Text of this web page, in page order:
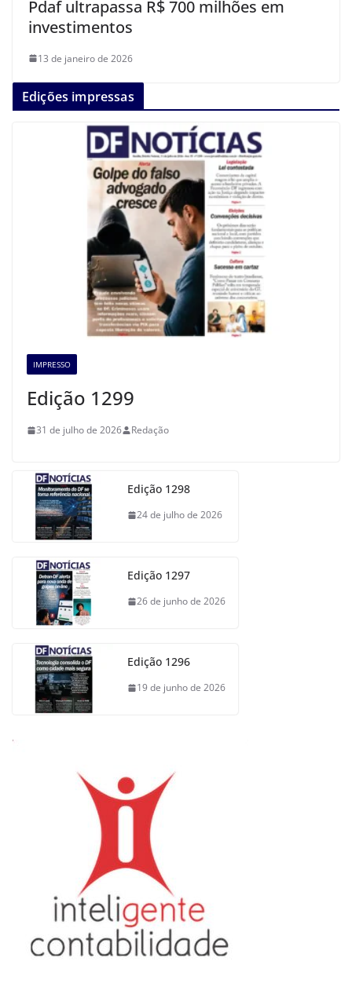
Pdaf ultrapassa R$ 700 milhões em
investimentos
13 de janeiro de 2026
Edições impressas
IMPRESSO
Edição 1299
31 de julho de 2026 Redação
Edição 1298
24 de julho de 2026
Edição 1297
26 de junho de 2026
Edição 1296
19 de junho de 2026